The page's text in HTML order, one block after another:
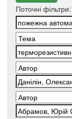
Поточні фільтри: